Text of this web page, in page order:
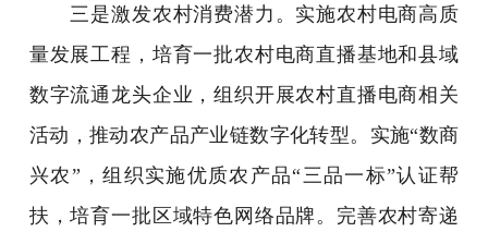
三是激发农村消费潜力。实施农村电商高质
量发展工程，培育一批农村电商直播基地和县域
数字流通龙头企业，组织开展农村直播电商相关
活动，推动农产品产业链数字化转型。实施“数商
兴农”，组织实施优质农产品“三品一标”认证帮
扶，培育一批区域特色网络品牌。完善农村寄递